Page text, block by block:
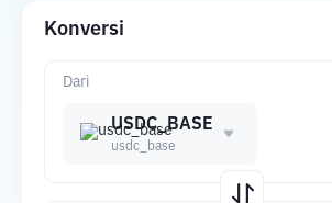
Konversi
Dari
USDC_BASE
usdc_base